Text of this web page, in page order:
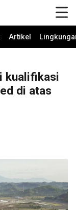
Artikel
kualifikasi
di atas